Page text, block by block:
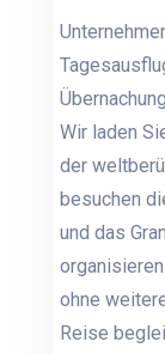
Wir laden
der
besuchen
und das
ohne
Reise